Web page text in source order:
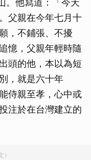
。他寫道：「今天
父親在今年七月十
，不鋪張、不擾
憶，父親年輕時隨
頭的他，本以為短
，就是六十年
侍親至孝，心中或
注於在台灣建立的